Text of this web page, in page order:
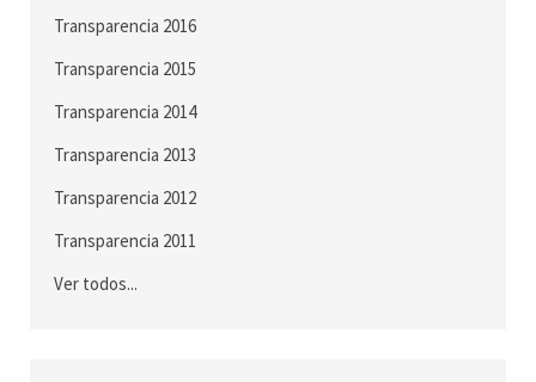
Transparencia 2016
Transparencia 2015
Transparencia 2014
Transparencia 2013
Transparencia 2012
Transparencia 2011
Ver todos...